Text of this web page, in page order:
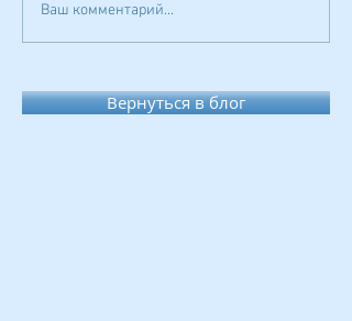
Ваш комментарий...
Вернуться в блог